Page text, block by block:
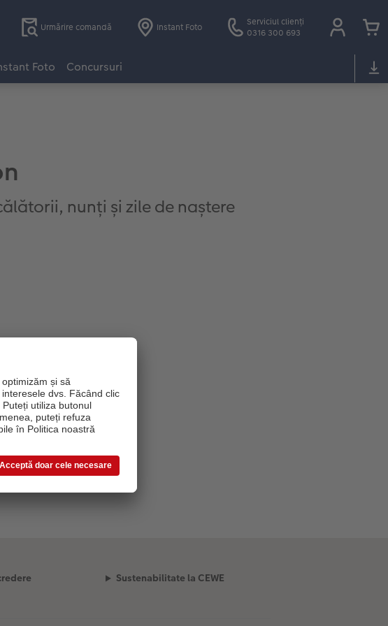
Urmărire comandă Instant Foto
Serviciul clienți
0316 300 693
Foto Concursuri
nunți și zile de naștere
Sustenabilitate la CEWE